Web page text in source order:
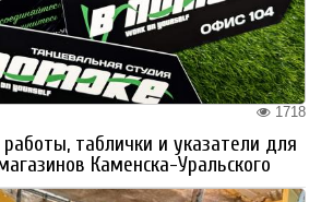
1718
таблички и указатели для
Каменска-Уральского